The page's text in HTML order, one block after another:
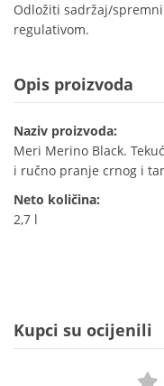
Odložiti sadržaj/
regulativom.
Opis proizvoda
Naziv proizvoda:
Meri Merino Black.
i ručno pranje crnog i
Neto količina:
2,7 l
Kupci su ocijenili